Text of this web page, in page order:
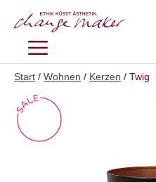
Inhalt
MENÜ
Start / Wohnen / Kerzen / Twig